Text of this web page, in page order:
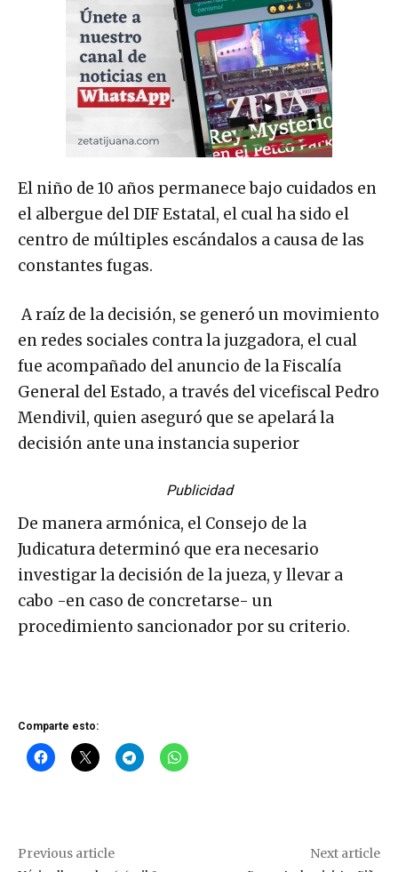
El niño de 10 años permanece bajo cuidados en
el albergue del DIF Estatal, el cual ha sido el
centro de múltiples escándalos a causa de las
constantes fugas.
A raíz de la decisión, se generó un movimiento
en redes sociales contra la juzgadora, el cual
fue acompañado del anuncio de la Fiscalía
General del Estado, a través del vicefiscal Pedro
Mendivil, quien aseguró que se apelará la
decisión ante una instancia superior
Publicidad
De manera armónica, el Consejo de la
Judicatura determinó que era necesario
investigar la decisión de la jueza, y llevar a
cabo -en caso de concretarse- un
procedimiento sancionador por su criterio.
Comparte esto:
Previous article Next article